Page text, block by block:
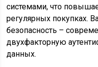
системами, что
регулярных покупках.
безопасность –
двухфакторную
данных.